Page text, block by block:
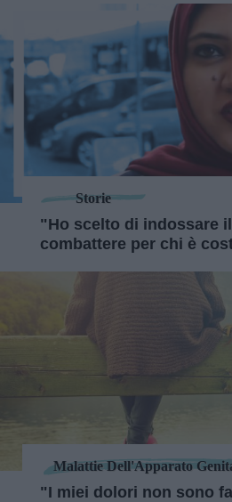
Storie
"Ho scelto di indossare
combattere per chi è
Malattie Dell'Apparato
"I miei dolori non sono